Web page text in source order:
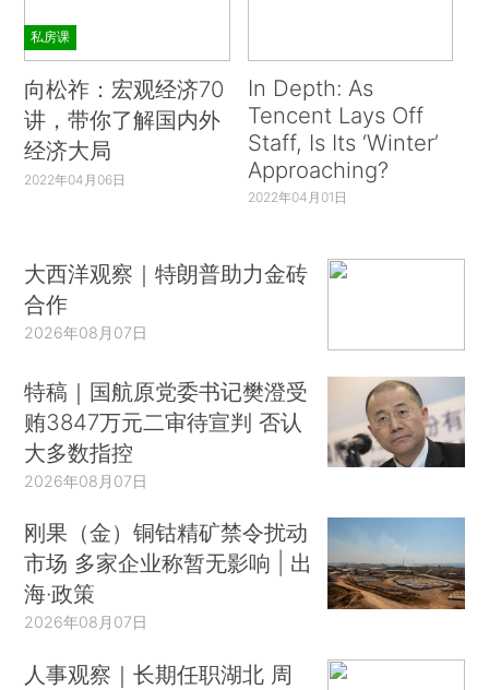
私房课
向松祚：宏观经济70
讲，带你了解国内外
经济大局
2022年04月06日
In Depth: As
Tencent Lays Off
Staff, Is Its ‘Winter’
Approaching?
2022年04月01日
大西洋观察｜特朗普助力金砖
合作
2026年08月07日
特稿｜国航原党委书记樊澄受
贿3847万元二审待宣判 否认
大多数指控
2026年08月07日
刚果（金）铜钴精矿禁令扰动
市场 多家企业称暂无影响 | 出
海·政策
2026年08月07日
人事观察｜长期任职湖北 周